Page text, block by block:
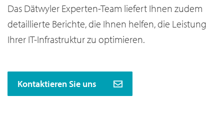
Das Dätwyler Experten-Team liefert Ihnen zudem
detaillierte Berichte, die Ihnen helfen, die Leistung
Ihrer IT-Infrastruktur zu optimieren.
Kontaktieren Sie uns